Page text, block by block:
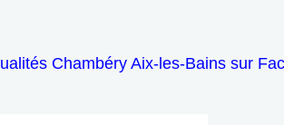
Chambéry Aix-les-Bains sur